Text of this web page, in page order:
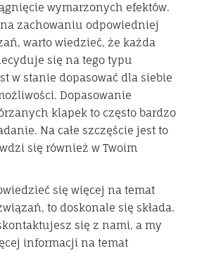
wymarzonych efektów.
zachowaniu odpowiedniej
warto wiedzieć, że każda
się na tego typu
w stanie dopasować dla siebie
Dopasowanie
klapek to często bardzo
Na całe szczęście jest to
się również w Twoim
się więcej na temat
to doskonale się składa.
się z nami, a my
informacji na temat